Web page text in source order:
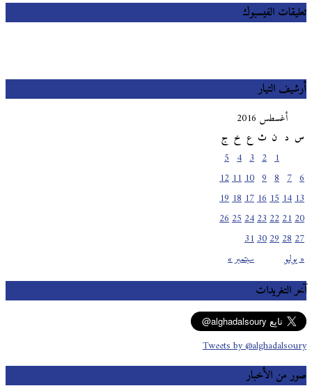
تعليقات الفيسبوك
أرشيف التيار
أغسطس 2016
س
ث خ ج
« يوليو سبتمبر »
10
11
12
13
14
15
16
17
18
19
20
21
22
23
24
25
26
27
28
29
30
31
آخر التغريدات
Tweets by @alghadalsoury
صور من الأخبار